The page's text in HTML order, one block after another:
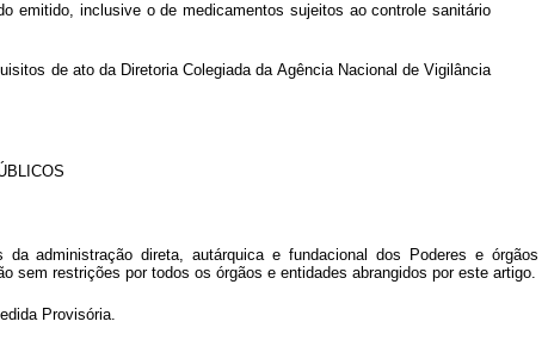
emitido, inclusive o de medicamentos sujeitos ao controle sanitário
de ato da Diretoria Colegiada da Agência Nacional de Vigilância
administração direta, autárquica e fundacional dos Poderes e órgãos
sem restrições por todos os órgãos e entidades abrangidos por este artigo.
Provisória.